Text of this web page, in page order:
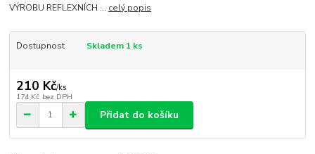
VÝROBU REFLEXNÍCH ... celý popis
Dostupnost Skladem 1 ks
210 Kč/ks
174 Kč bez DPH
Přidat do košíku